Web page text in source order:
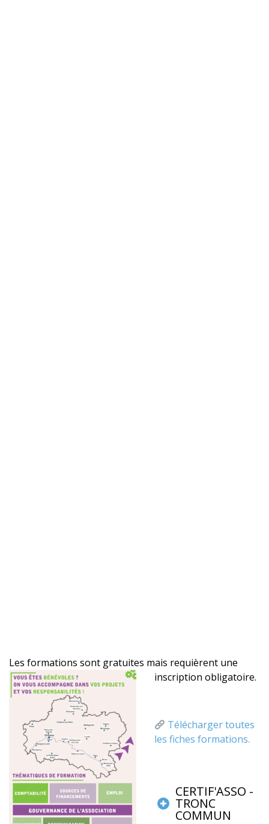
Les formations sont gratuites mais requièrent une
inscription obligatoire.
Télécharger toutes
les fiches formations.
CERTIF'ASSO -
TRONC
COMMUN